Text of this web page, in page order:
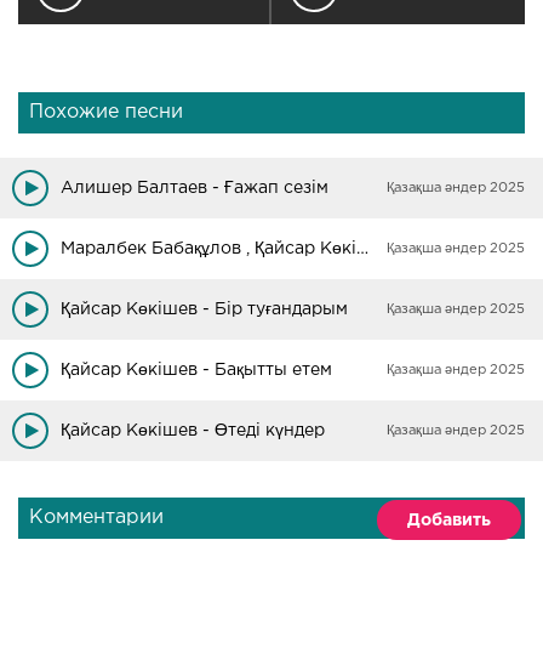
Похожие песни
Алишер Балтаев - Ғажап сезім Қазақша әндер 2025
Маралбек Бабақұлов , Қайсар Көкішев - Туған жер Қазақша әндер 2025
Қайсар Көкішев - Бір туғандарым Қазақша әндер 2025
Қайсар Көкішев - Бақытты етем Қазақша әндер 2025
Қайсар Көкішев - Өтеді күндер Қазақша әндер 2025
Комментарии Добавить